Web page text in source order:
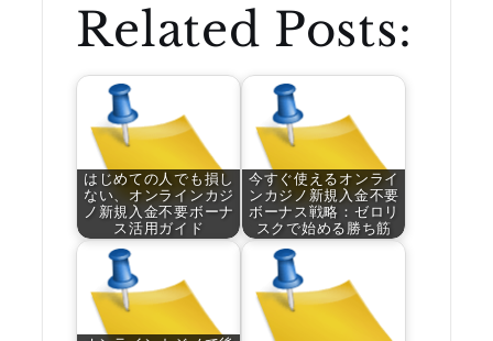
Related Posts:
はじめての人でも損し
ない、オンラインカジ
ノ新規入金不要ボーナ
ス活用ガイド
今すぐ使えるオンライ
ンカジノ新規入金不要
ボーナス戦略：ゼロリ
スクで始める勝ち筋